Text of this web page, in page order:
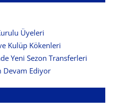
Üyeleri
Kulüp Kökenleri
Yeni Sezon Transferleri
Devam Ediyor